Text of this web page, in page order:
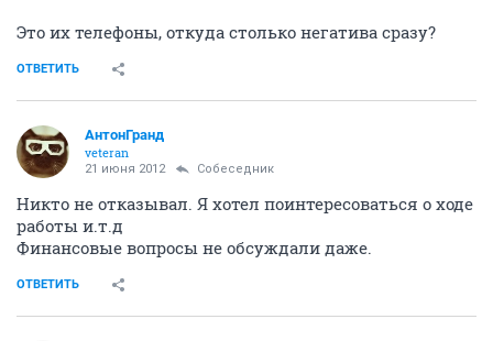
Это их телефоны, откуда столько негатива сразу?
ОТВЕТИТЬ
АнтонГранд
veteran
21 июня 2012 Собеседник
Никто не отказывал. Я хотел поинтересоваться о ходе
работы и.т.д
Финансовые вопросы не обсуждали даже.
ОТВЕТИТЬ